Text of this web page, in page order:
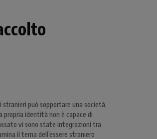
può sopportare una società,
propria identità non è capace di
vi sono state integrazioni tra
il tema dell’essere straniero